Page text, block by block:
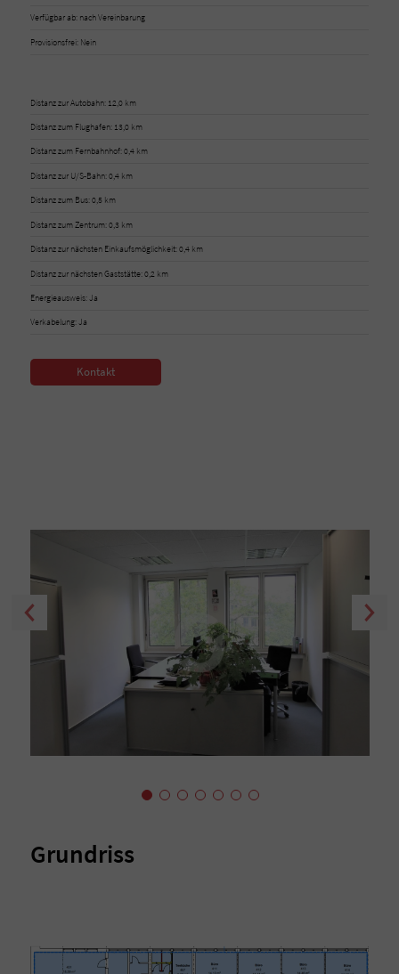
Verfügbar ab: nach Vereinbarung
Provisionsfrei: Nein
Distanz zur Autobahn: 12,0 km
Distanz zum Flughafen: 13,0 km
Distanz zum Fernbahnhof: 0,4 km
Distanz zur U/S-Bahn: 0,4 km
Distanz zum Bus: 0,5 km
Distanz zum Zentrum: 0,3 km
Distanz zur nächsten Einkaufsmöglichkeit: 0,4 km
Distanz zur nächsten Gaststätte: 0,2 km
Energieausweis: Ja
Verkabelung: Ja
Kontakt
Grundriss